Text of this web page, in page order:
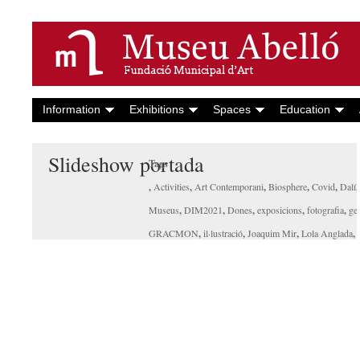
Information Exhibitions Spaces Education
Slideshow portada
Tags
, Activities, Art Contemporani,Biosphere,Covid,Dalí,
Museus,DIM2021,Dones,exposicions,fotografia,
GRACMON,il·lustració,Joaquim Mir,Lola Anglada,